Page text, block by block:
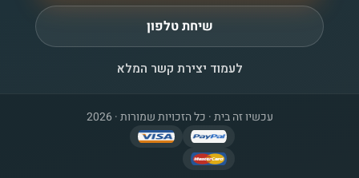
שיחת טלפון
לעמוד יצירת קשר המלא
עכשיו זה בית · כל הזכויות שמורות · 2026